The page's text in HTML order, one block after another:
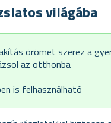
világába
örömet szerez a
az otthonba
is felhasználható